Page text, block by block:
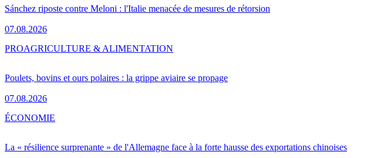
Sánchez riposte contre Meloni : l'Italie menacée de mesures de rétorsion
07.08.2026
Poulets, bovins et ours polaires : la grippe aviaire se propage
07.08.2026
PROAGRICULTURE & ALIMENTATION
La « résilience surprenante » de l'Allemagne face à la forte hausse des exportations chinoises
ÉCONOMIE